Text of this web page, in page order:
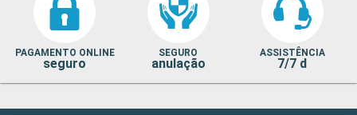
PAGAMENTO ONLINE
seguro
SEGURO
anulação
ASSISTÊNCIA
7/7 d